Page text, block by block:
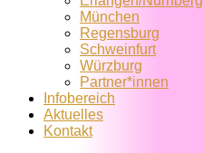
München
Regensburg
Schweinfurt
Würzburg
Partner*innen
Infobereich
Aktuelles
Kontakt